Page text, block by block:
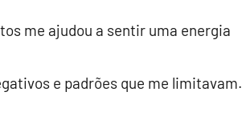
me ajudou a sentir uma energia
e padrões que me limitavam.